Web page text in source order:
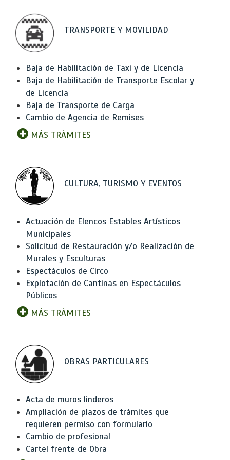
TRANSPORTE Y MOVILIDAD
Baja de Habilitación de Taxi y de Licencia
Baja de Habilitación de Transporte Escolar y
de Licencia
Baja de Transporte de Carga
Cambio de Agencia de Remises
MÁS TRÁMITES
CULTURA, TURISMO Y EVENTOS
Actuación de Elencos Estables Artísticos
Municipales
Solicitud de Restauración y/o Realización de
Murales y Esculturas
Espectáculos de Circo
Explotación de Cantinas en Espectáculos
Públicos
MÁS TRÁMITES
OBRAS PARTICULARES
Acta de muros linderos
Ampliación de plazos de trámites que
requieren permiso con formulario
Cambio de profesional
Cartel frente de Obra